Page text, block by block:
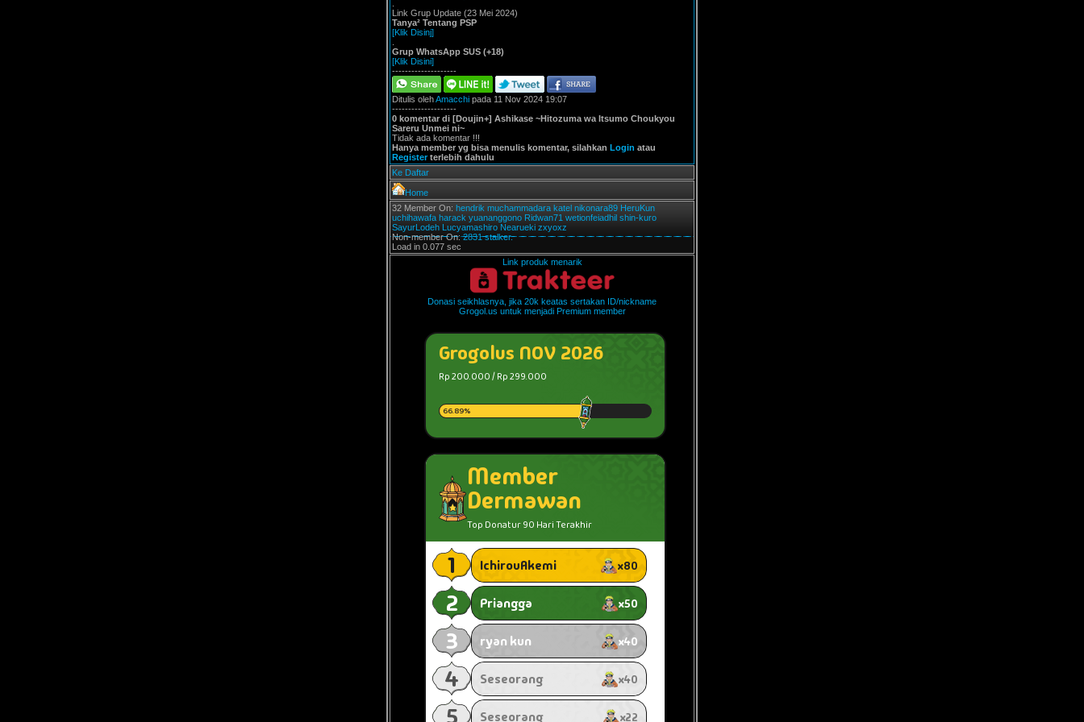
Link Grup Update (23 Mei 2024)
Tanya² Tentang PSP
[Klik Disinj]
Grup WhatsApp SUS (+18)
[Klik Disini]
--------------------
Ditulis olehAmacchi pada 11 Nov 2024 19:07
--------------------
0 komentar di [Doujin+] Ashikase ~Hitozuma wa Itsumo Choukyou
Sareru Unmei ni~
Tidak ada komentar !!!
Hanya member yg bisa menulis komentar, silahkan Login atau
Registerterlebih dahulu
Ke Daftar
Home
32 Member On: hendrik muchammadara katel nikonara89 HeruKun
uchihawafa harack yuananggono Ridwan71 wetionfeiadhil shin-kuro
SayurLodeh Lucyamashiro Nearueki zxyoxz
Non-member On:2831 stalker.
Load in 0.077 sec
Link produk menarik
Donasi seikhlasnya, jika 20k keatas sertakan ID/nickname
Grogol.us untuk menjadi Premium member